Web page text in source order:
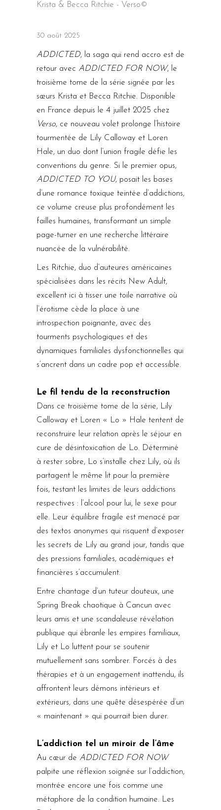
Krista & Becca Ritchie - Verso©
30 août 2025
ADDICTED, la saga qui rend accro est de
retour avec ADDICTED FOR NOW, le
troisième tome de la série signée par les
sœurs Krista et Becca Ritchie. Disponible
en France depuis le 4 juillet 2025 chez
Verso, ce nouveau volet prolonge l’histoire
tourmentée de Lily Calloway et Loren
Hale, un duo dont l’union fragile défie les
conventions du genre. Si le premier opus,
ADDICTED TO YOU, posait les bases
d’une romance toxique teintée d’addictions,
ce volume creuse plus profondément les
failles humaines, transformant un simple
page-turner en une recherche littéraire
nuancée de la vulnérabilité.
Les Ritchie, duo d’auteures américaines
spécialisées dans les récits New Adult,
excellent ici à tisser une toile narrative où
l’érotisme cède la place à une
introspection poignante, avec des
tourments psychologiques et des
dynamiques familiales dysfonctionnelles qui
s’ancrent dans un cadre pop et accessible.
Le fil tendu de la reconstruction
Dans ce troisième tome de la série, Lily
Calloway et Loren « Lo » Hale tentent de
reconstruire leur relation après le séjour en
cure de désintoxication de Lo. Déterminé
à rester sobre, Lo s’installe chez Lily, où ils
partagent le même lit pour la première
fois, testant les limites de leurs addictions
respectives : l’alcool pour lui, le sexe pour
elle. Leur équilibre fragile est menacé par
des textos anonymes qui risquent d’exposer
les secrets de Lily au grand jour, tandis que
des pressions familiales, académiques et
financières s’accumulent.
Entre chantage d’un tuteur douteux, une
Spring Break chaotique à Cancun avec
leurs amis et une scandaleuse révélation
publique qui ébranle les empires familiaux,
Lily et Lo luttent pour se soutenir
mutuellement sans sombrer. Forcés à des
thérapies et à un engagement inattendu, ils
affrontent leurs démons intérieurs et
extérieurs, dans une quête désespérée d’un
« maintenant » qui pourrait bien durer.
L’addiction tel un miroir de l’âme
Au cœur de ADDICTED FOR NOW
palpite une réflexion soignée sur l’addiction,
montrée encore une fois comme une
métaphore de la condition humaine. Les